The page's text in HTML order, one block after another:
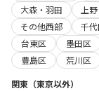
大森・羽田
上
その他西部
千
台東区
墨田区
豊島区
荒川区
関東（東京以外）